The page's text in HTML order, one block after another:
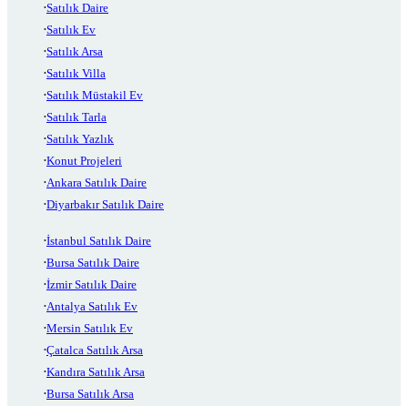
Satılık Daire
Satılık Ev
Satılık Arsa
Satılık Villa
Satılık Müstakil Ev
Satılık Tarla
Satılık Yazlık
Konut Projeleri
Ankara Satılık Daire
Diyarbakır Satılık Daire
İstanbul Satılık Daire
Bursa Satılık Daire
İzmir Satılık Daire
Antalya Satılık Ev
Mersin Satılık Ev
Çatalca Satılık Arsa
Kandıra Satılık Arsa
Bursa Satılık Arsa